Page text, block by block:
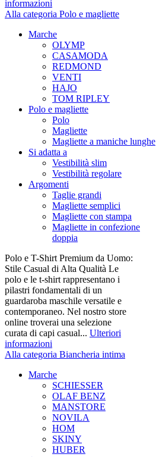
informazioni
Alla categoria Polo e magliette
Marche
OLYMP
CASAMODA
REDMOND
VENTI
HAJO
TOM RIPLEY
Polo e magliette
Polo
Magliette
Magliette a maniche lunghe
Si adatta a
Vestibilità slim
Vestibilità regolare
Argomenti
Taglie grandi
Magliette semplici
Magliette con stampa
Magliette in confezione
doppia
Polo e T-Shirt Premium da Uomo:
Stile Casual di Alta Qualità Le
polo e le t-shirt rappresentano i
pilastri fondamentali di un
guardaroba maschile versatile e
contemporaneo. Nel nostro store
online troverai una selezione
curata di capi casual... Ulteriori
informazioni
Alla categoria Biancheria intima
Marche
SCHIESSER
OLAF BENZ
MANSTORE
NOVILA
HOM
SKINY
HUBER